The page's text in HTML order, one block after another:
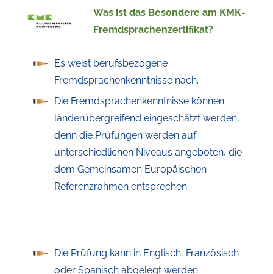
Was ist das Besondere am KMK-
Fremdsprachenzertifikat?
Es weist berufsbezogene
Fremdsprachenkenntnisse nach.
Die Fremdsprachenkenntnisse können
länderübergreifend eingeschätzt werden,
denn die Prüfungen werden auf
unterschiedlichen Niveaus angeboten, die
dem Gemeinsamen Europäischen
Referenzrahmen entsprechen.
Die Prüfung kann in Englisch, Französisch
oder Spanisch abgelegt werden.